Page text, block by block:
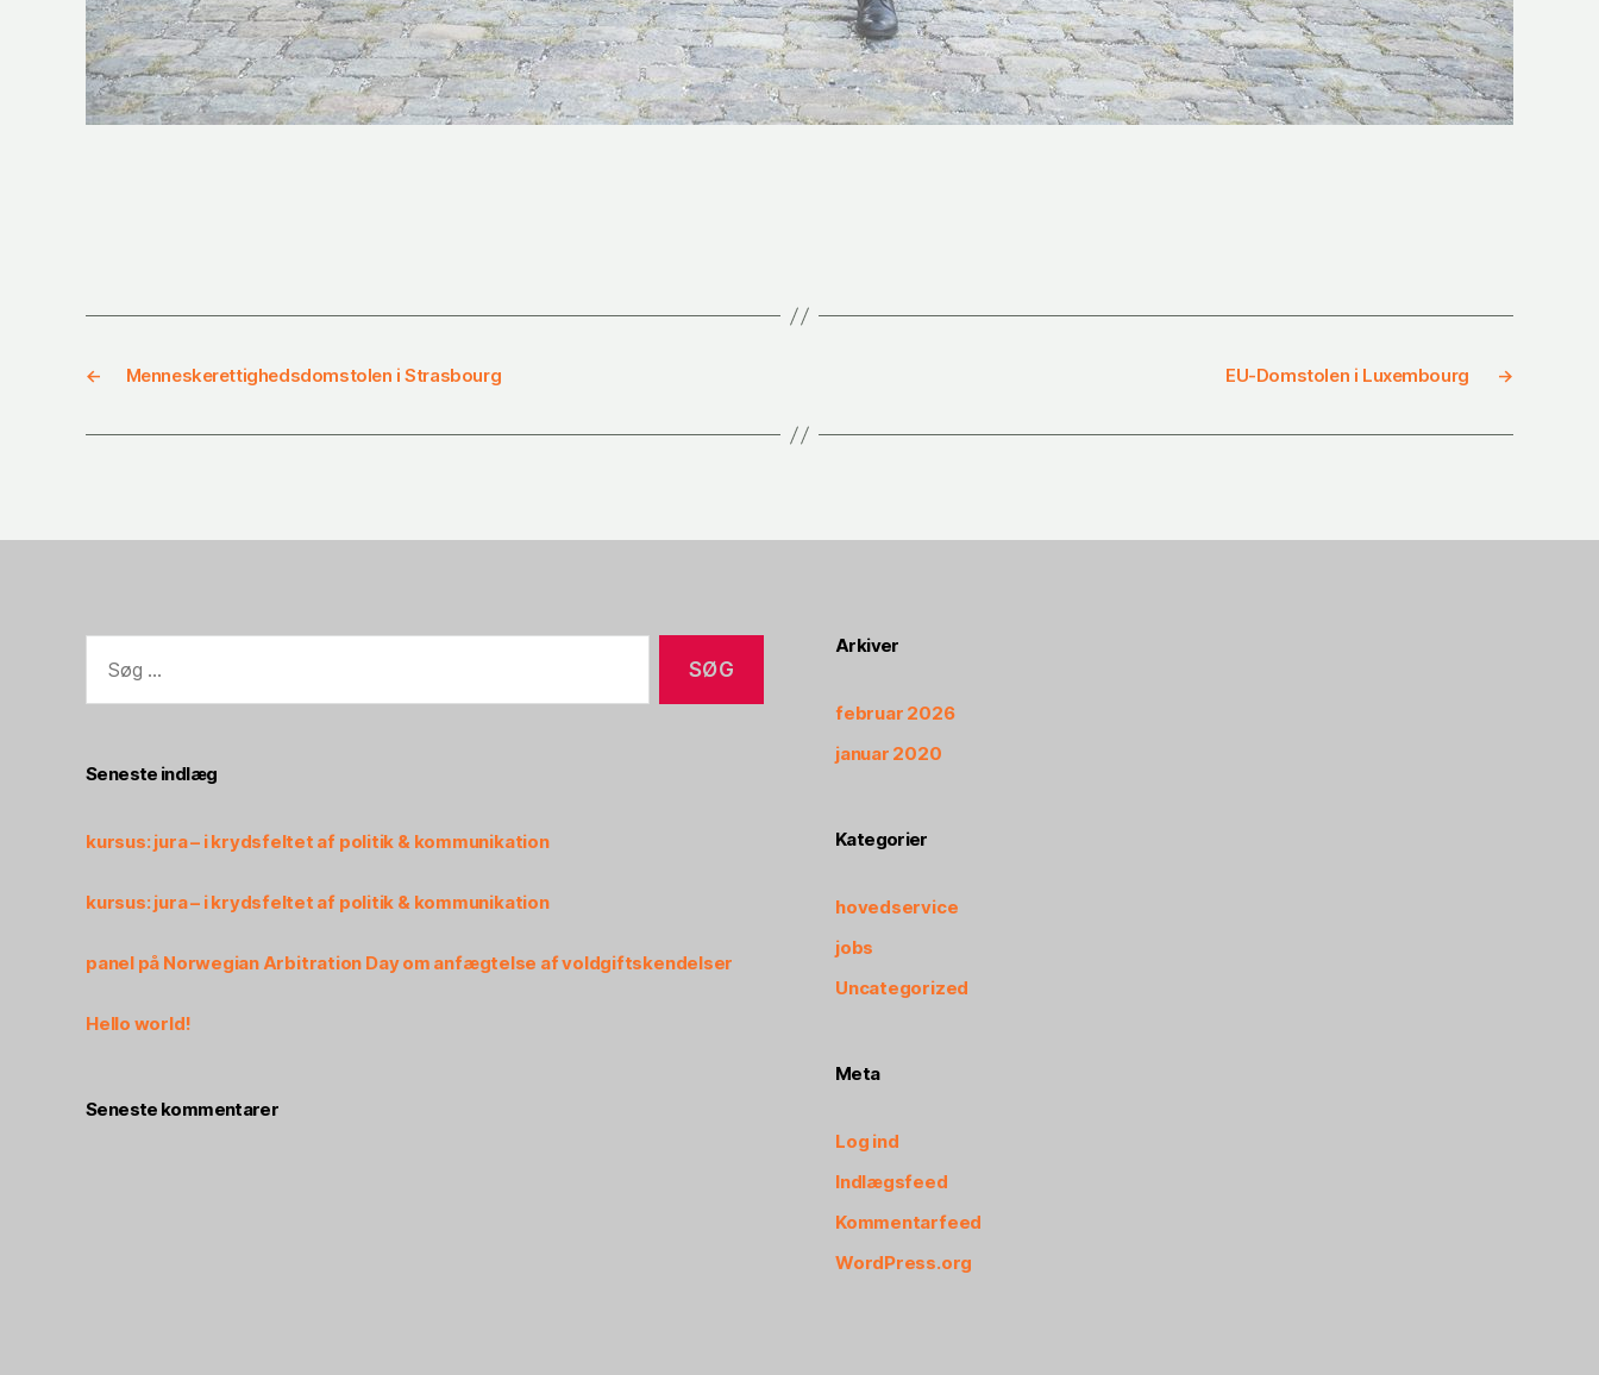
← Menneskerettighedsdomstolen i Strasbourg →
EU-Domstolen i Luxembourg
Seneste indlæg
kursus: jura – i krydsfeltet af politik & kommunikation
kursus: jura – i krydsfeltet af politik & kommunikation
panel på Norwegian Arbitration Day om anfægtelse af voldgiftskendelser
Hello world!
Seneste kommentarer
Arkiver
februar 2026
januar 2020
Kategorier
hovedservice
jobs
Uncategorized
Meta
Log ind
Indlægsfeed
Kommentarfeed
WordPress.org